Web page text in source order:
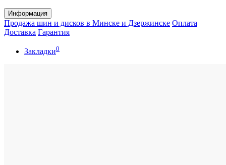
Информация
Продажа шин и дисков в Минске и Дзержинске Оплата
Доставка Гарантия
Закладки0